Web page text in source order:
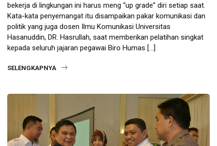
bekerja di lingkungan ini harus meng “up grade” diri setiap saat.
Kata-kata penyemangat itu disampaikan pakar komunikasi dan
politik yang juga dosen Ilmu Komunikasi Universitas
Hasanuddin, DR. Hasrullah, saat memberikan pelatihan singkat
kepada seluruh jajaran pegawai Biro Humas […]
SELENGKAPNYA